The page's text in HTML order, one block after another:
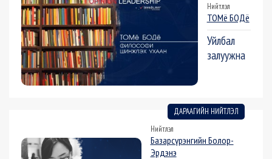
Нийтлэл
ТОМё БОДё
Уйлбал
залуужна
ДАРААГИЙН НИЙТЛЭЛ
Нийтлэл
Базарсүрэнгийн Болор-
Эрдэнэ